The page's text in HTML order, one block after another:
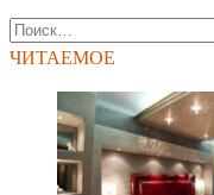
Найти:
ЧИТАЕМОЕ